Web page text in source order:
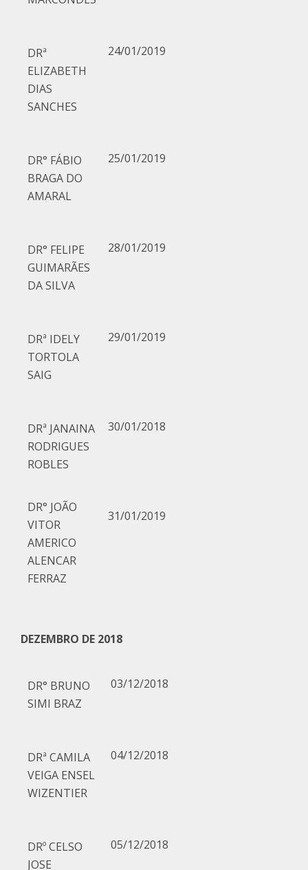
DRª
ELIZABETH
DIAS
SANCHES
24/01/2019
DR° FÁBIO
BRAGA DO
AMARAL
25/01/2019
DR° FELIPE
GUIMARÃES
DA SILVA
28/01/2019
DRª IDELY
TORTOLA
SAIG
29/01/2019
DRª JANAINA
RODRIGUES
ROBLES
30/01/2018
DR° JOÃO
VITOR
AMERICO
ALENCAR
FERRAZ
31/01/2019
DEZEMBRO DE 2018
DR° BRUNO
SIMI BRAZ
03/12/2018
DRª CAMILA
VEIGA ENSEL
WIZENTIER
04/12/2018
DRº CELSO
JOSE
05/12/2018